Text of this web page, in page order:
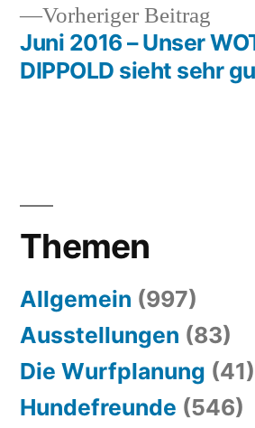
Vorheriger Beitrag
Juni 2016 – Unser
DIPPOLD sieht sehr
Themen
Allgemein (997)
Ausstellungen (83)
Die Wurfplanung (41)
Hundefreunde (546)